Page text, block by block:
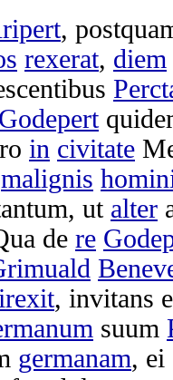
,
rexerat, diem
Godepert
in civitate
malignis
ut alter
de re
, invitans
suum
germanam, ei